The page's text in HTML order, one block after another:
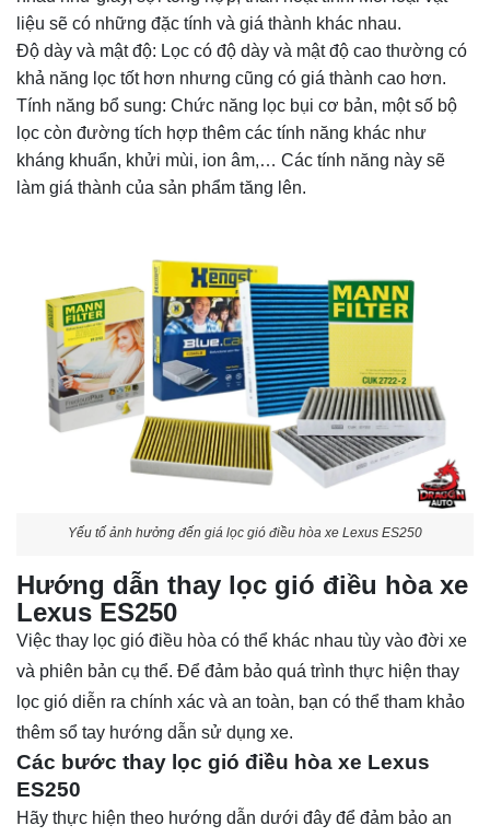
liệu sẽ có những đặc tính và giá thành khác nhau.
Độ dày và mật độ: Lọc có độ dày và mật độ cao thường có
khả năng lọc tốt hơn nhưng cũng có giá thành cao hơn.
Tính năng bổ sung: Chức năng lọc bụi cơ bản, một số bộ
lọc còn đường tích hợp thêm các tính năng khác như
kháng khuẩn, khửi mùi, ion âm,… Các tính năng này sẽ
làm giá thành của sản phẩm tăng lên.
Yếu tố ảnh hưởng đến giá lọc gió điều hòa xe Lexus ES250
Hướng dẫn thay lọc gió điều hòa xe
Lexus ES250
Việc thay lọc gió điều hòa có thể khác nhau tùy vào đời xe
và phiên bản cụ thể. Để đảm bảo quá trình thực hiện thay
lọc gió diễn ra chính xác và an toàn, bạn có thể tham khảo
thêm sổ tay hướng dẫn sử dụng xe.
Các bước thay lọc gió điều hòa xe Lexus
ES250
Hãy thực hiện theo hướng dẫn dưới đây để đảm bảo an